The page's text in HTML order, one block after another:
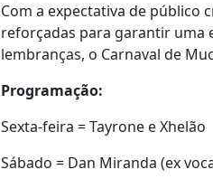
Com a expectativa de público
reforçadas para garantir uma
lembranças, o Carnaval de
Programação:
Sexta-feira = Tayrone e Xhelão
Sábado = Dan Miranda (ex